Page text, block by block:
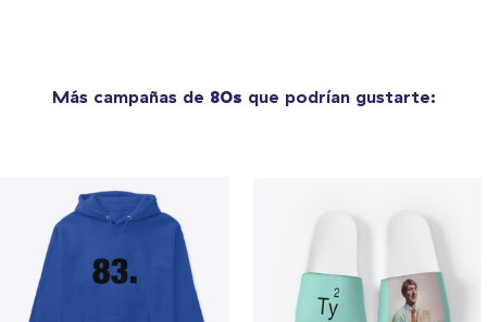
Más campañas de 80s que podrían gustarte: